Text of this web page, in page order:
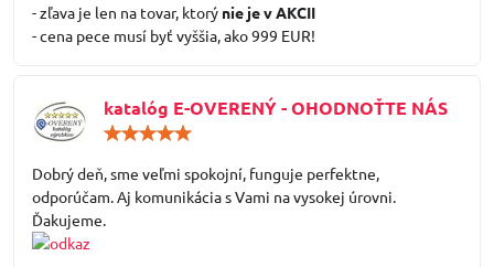
- zľava je len na tovar, ktorý nie je v AKCII
- cena pece musí byť vyššia, ako 999 EUR!
katalóg E-OVERENÝ - OHODNOŤTE NÁS
5
Dobrý deň, sme veľmi spokojní, funguje perfektne,
odporúčam. Aj komunikácia s Vami na vysokej úrovni.
Ďakujeme.